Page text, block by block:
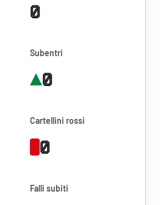
0
Subentri
0
Cartellini rossi
0
Falli subiti